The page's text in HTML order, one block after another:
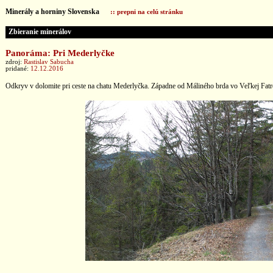
Minerály a horniny Slovenska :: prepni na celú stránku
Zbieranie minerálov
Panoráma: Pri Mederlyčke
zdroj: Rastislav Sabucha
pridané: 12.12.2016
Odkryv v dolomite pri ceste na chatu Mederlyčka. Západne od Máliného brda vo Veľkej